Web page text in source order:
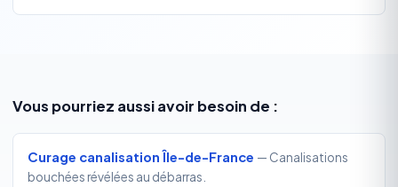
Vous pourriez aussi avoir besoin de :
Curage canalisation Île-de-France — Canalisations
bouchées révélées au débarras.